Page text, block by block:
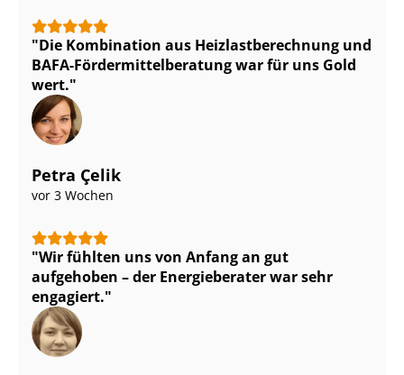
Die Kombination aus Heiz­last­be­rech­nung und
BAFA-För­der­mit­tel­be­ra­tung war für uns Gold
wert.
Petra Çelik
vor 3 Wochen
Wir fühlten uns von Anfang an gut
aufgehoben – der Energieberater war sehr
engagiert.